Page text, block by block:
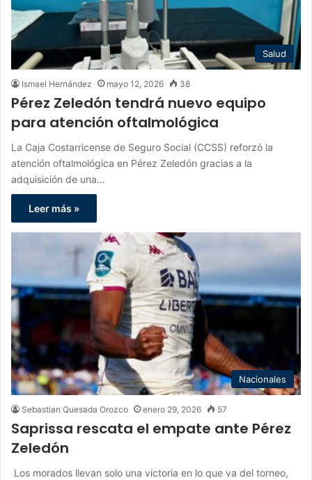
Salud
Ismael Hernández mayo 12, 2026 38
Pérez Zeledón tendrá nuevo equipo
para atención oftalmológica
La Caja Costarricense de Seguro Social (CCSS) reforzó la
atención oftalmológica en Pérez Zeledón gracias a la
adquisición de una…
Leer más »
Nacionales
Sebastian Quesada Orozco enero 29, 2026 57
Saprissa rescata el empate ante Pérez
Zeledón
Los morados llevan solo una victoria en lo que va del torneo,